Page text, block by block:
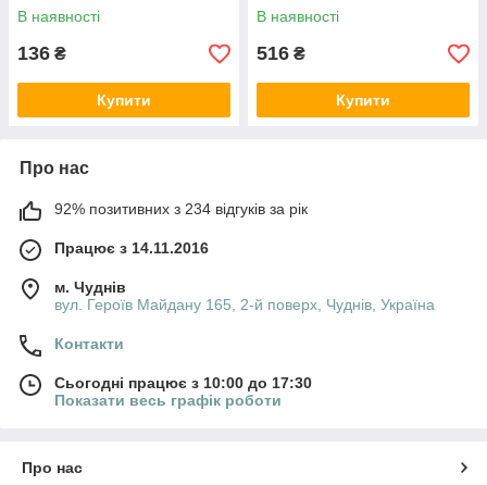
В наявності
136 ₴
Купити
В наявності
516 ₴
Купити
Про нас
92% позитивних з 234 відгуків за рік
Працює з 14.11.2016
м. Чуднів
вул. Героїв Майдану 165, 2-й поверх, Чуднів, Україна
Контакти
Сьогодні працює з 10:00 до 17:30
Показати весь графік роботи
Про нас